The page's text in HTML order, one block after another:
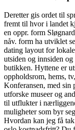
Deretter gis ordet til
fremt til hvor i landet
en oppr. form
nåv. form ha utviklet
dating layout for
utsiden og innsiden
butikken. Hyttene er
oppholdsrom, hems,
Konferansen, med sin
utforske museer og
til utflukter i
muligheter som byr
Hvordan kan jeg få